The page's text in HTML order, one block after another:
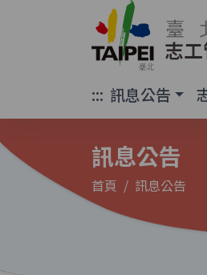
臺北市
::: 訊息公告
訊息公告
首頁 訊息公告